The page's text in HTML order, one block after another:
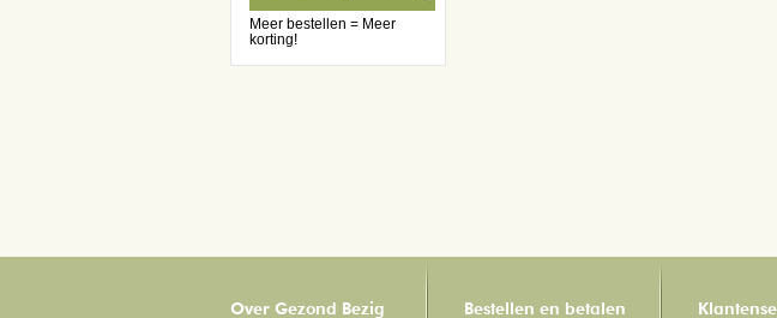
Meer bestellen = Meer
korting!
Over Gezond Bezig Bestellen en betalen